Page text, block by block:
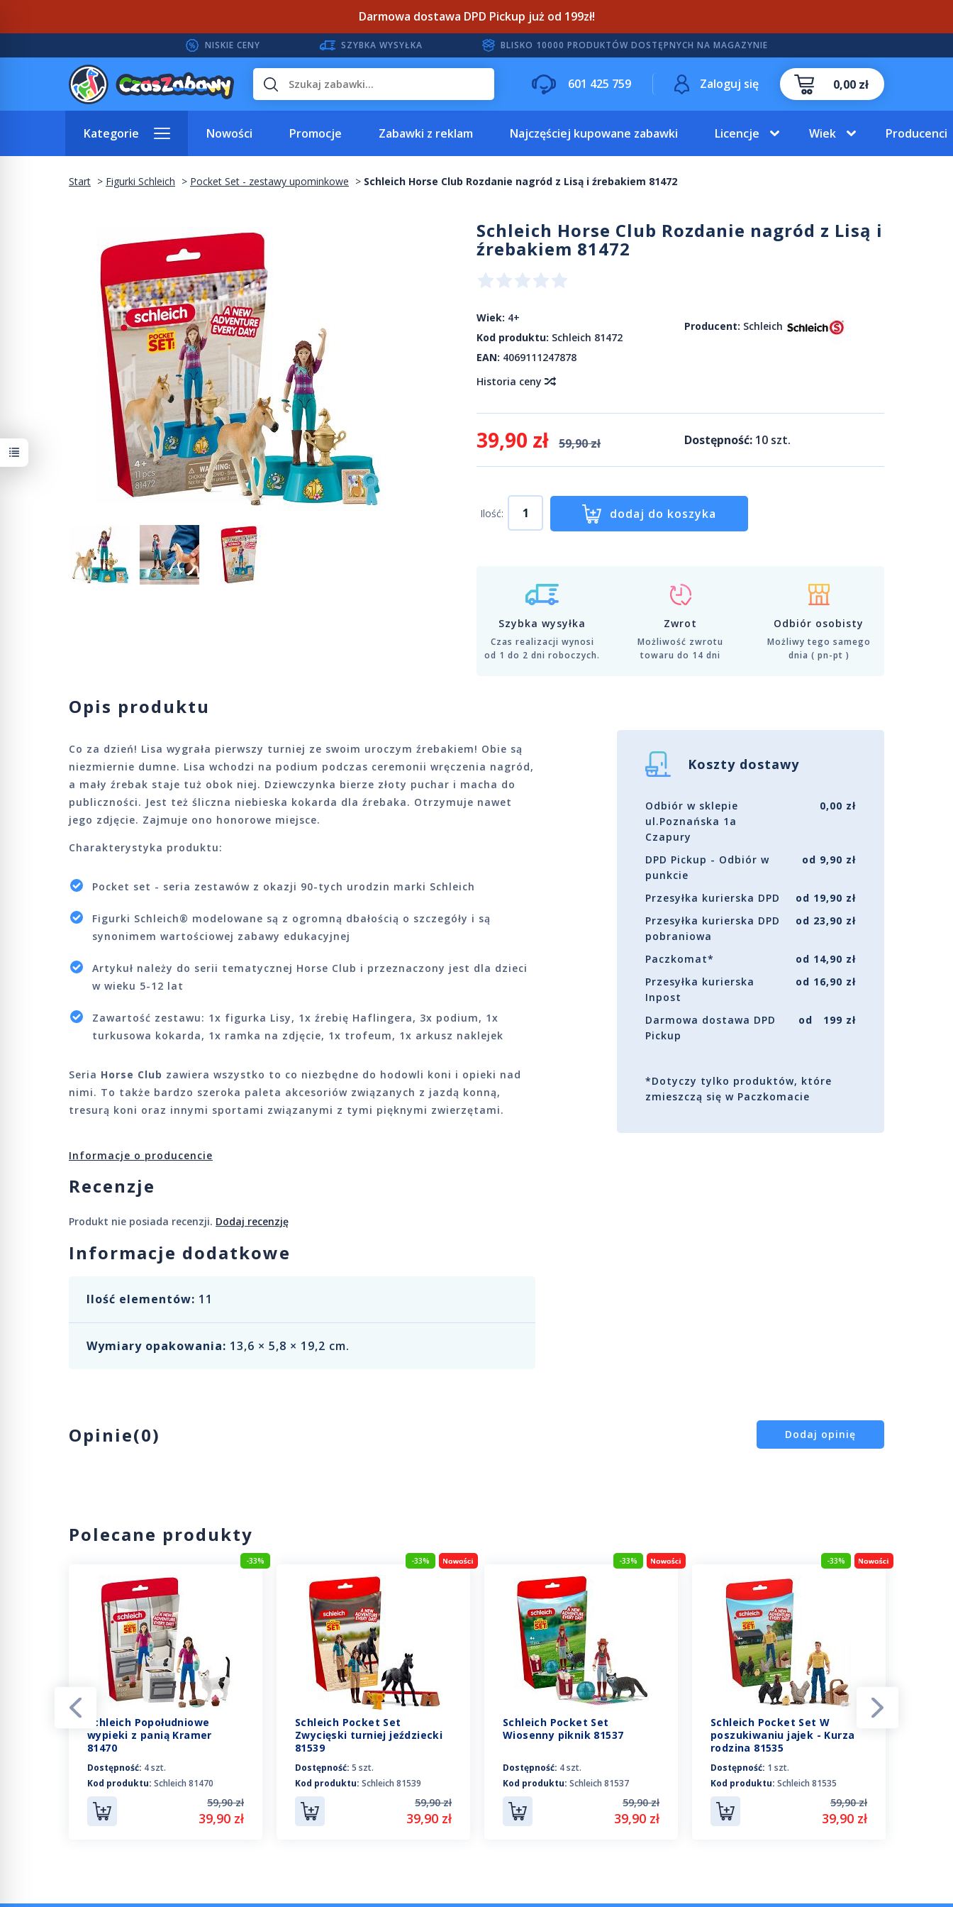
Darmowa dostawa DPD Pickup już od 199zł!
NISKIE CENY SZYBKA WYSYŁKA BLISKO 10000 PRODUKTÓW DOSTĘPNYCH NA MAGAZYNIE
0,00 zł
Zaloguj się
601 425 759
Wyszukaj
Kategorie Nowości Promocje Zabawki z reklam Najczęściej kupowane zabawki Licencje Wiek Producenci
Start Figurki Schleich Pocket Set - zestawy upominkowe Schleich Horse Club Rozdanie nagród z Lisą i źrebakiem 81472
Schleich Horse Club Rozdanie nagród z Lisą i
źrebakiem 81472
Wiek: 4+
Kod produktu: Schleich 81472
EAN: 4069111247878
Historia ceny
Producent: Schleich
39,90 zł 59,90 zł Dostępność: 10szt.
Ilość: dodaj do koszyka
Szybka wysyłka
Czas realizacji wynosi
od 1 do 2 dni roboczych.
Zwrot
Możliwość zwrotu
towaru do 14 dni
Odbiór osobisty
Możliwy tego samego
dnia ( pn-pt )
Opis produktu
Co za dzień! Lisa wygrała pierwszy turniej ze swoim uroczym źrebakiem! Obie są
niezmiernie dumne. Lisa wchodzi na podium podczas ceremonii wręczenia nagród,
a mały źrebak staje tuż obok niej. Dziewczynka bierze złoty puchar i macha do
publiczności. Jest też śliczna niebieska kokarda dla źrebaka. Otrzymuje nawet
jego zdjęcie. Zajmuje ono honorowe miejsce.
Charakterystyka produktu:
Pocket set - seria zestawów z okazji 90-tych urodzin marki Schleich
Figurki Schleich® modelowane są z ogromną dbałością o szczegóły i są
synonimem wartościowej zabawy edukacyjnej
Artykuł należy do serii tematycznej Horse Club i przeznaczony jest dla dzieci
w wieku 5-12 lat
Zawartość zestawu: 1x figurka Lisy, 1x źrebię Haflingera, 3x podium, 1x
turkusowa kokarda, 1x ramka na zdjęcie, 1x trofeum, 1x arkusz naklejek
Seria Horse Club zawiera wszystko to co niezbędne do hodowli koni i opieki nad
nimi. To także bardzo szeroka paleta akcesoriów związanych z jazdą konną,
tresurą koni oraz innymi sportami związanymi z tymi pięknymi zwierzętami.
Informacje o producencie
Recenzje
Produkt nie posiada recenzji. Dodaj recenzję
Informacje dodatkowe
Ilość elementów: 11
Wymiary opakowania: 13,6 × 5,8 × 19,2 cm.
Koszty dostawy
Odbiór w sklepie
ul.Poznańska 1a
Czapury
0,00 zł
DPD Pickup - Odbiór w
punkcie
od 9,90 zł
Przesyłka kurierska DPD
od 19,90 zł
Przesyłka kurierska DPD
pobraniowa
od 23,90 zł
Paczkomat*
od 14,90 zł
Przesyłka kurierska
Inpost
od 16,90 zł
Darmowa dostawa DPD
Pickup
od 199 zł
*Dotyczy tylko produktów, które
zmieszczą się w Paczkomacie
Opinie(0) Dodaj opinię
Polecane produkty
-33%
Schleich Popołudniowe
wypieki z panią Kramer
81470
Dostępność: 4 szt.
Kod produktu: Schleich 81470
59,90 zł
39,90 zł
-33%
Schleich Pocket Set
Zwycięski turniej jeździecki
81539
Dostępność: 5 szt.
Kod produktu: Schleich 81539
59,90 zł
39,90 zł
-33%
Schleich Pocket Set
Wiosenny piknik 81537
Dostępność: 4 szt.
Kod produktu: Schleich 81537
59,90 zł
39,90 zł
-33%
Schleich Pocket Set W
poszukiwaniu jajek - Kurza
rodzina 81535
Dostępność: 1 szt.
Kod produktu: Schleich 81535
59,90 zł
39,90 zł